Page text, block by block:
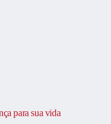
para sua vida